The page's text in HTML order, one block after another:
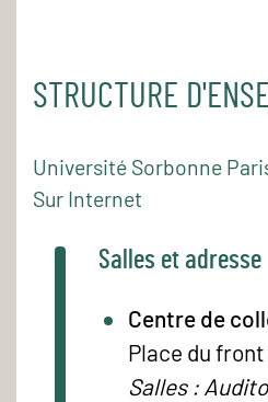
STRUCTURE
Université Sorbonne
Sur Internet
Salles et adresse
Centre de
Place du
Salles :